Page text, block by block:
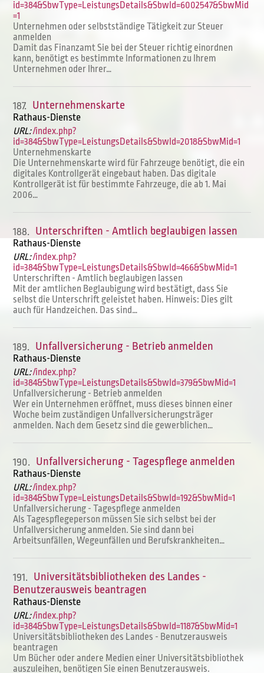
id=384&SbwType=LeistungsDetails&SbwId=6002547&SbwMid
=1
Unternehmen oder selbstständige Tätigkeit zur Steuer
anmelden
Damit das Finanzamt Sie bei der Steuer richtig einordnen
kann, benötigt es bestimmte Informationen zu Ihrem
Unternehmen oder Ihrer…
187. Unternehmenskarte
Rathaus-Dienste
URL:/index.php?
id=384&SbwType=LeistungsDetails&SbwId=2018&SbwMid=1
Unternehmenskarte
Die Unternehmenskarte wird für Fahrzeuge benötigt, die ein
digitales Kontrollgerät eingebaut haben. Das digitale
Kontrollgerät ist für bestimmte Fahrzeuge, die ab 1. Mai
2006…
188. Unterschriften - Amtlich beglaubigen lassen
Rathaus-Dienste
URL:/index.php?
id=384&SbwType=LeistungsDetails&SbwId=466&SbwMid=1
Unterschriften - Amtlich beglaubigen lassen
Mit der amtlichen Beglaubigung wird bestätigt, dass Sie
selbst die Unterschrift geleistet haben. Hinweis: Dies gilt
auch für Handzeichen. Das sind…
189. Unfallversicherung - Betrieb anmelden
Rathaus-Dienste
URL:/index.php?
id=384&SbwType=LeistungsDetails&SbwId=379&SbwMid=1
Unfallversicherung - Betrieb anmelden
Wer ein Unternehmen eröffnet, muss dieses binnen einer
Woche beim zuständigen Unfallversicherungsträger
anmelden. Nach dem Gesetz sind die gewerblichen…
190. Unfallversicherung - Tagespflege anmelden
Rathaus-Dienste
URL:/index.php?
id=384&SbwType=LeistungsDetails&SbwId=192&SbwMid=1
Unfallversicherung - Tagespflege anmelden
Als Tagespflegeperson müssen Sie sich selbst bei der
Unfallversicherung anmelden. Sie sind dann bei
Arbeitsunfällen, Wegeunfällen und Berufskrankheiten…
191. Universitätsbibliotheken des Landes -
Benutzerausweis beantragen
Rathaus-Dienste
URL:/index.php?
id=384&SbwType=LeistungsDetails&SbwId=1187&SbwMid=1
Universitätsbibliotheken des Landes - Benutzerausweis
beantragen
Um Bücher oder andere Medien einer Universitätsbibliothek
auszuleihen, benötigen Sie einen Benutzerausweis.